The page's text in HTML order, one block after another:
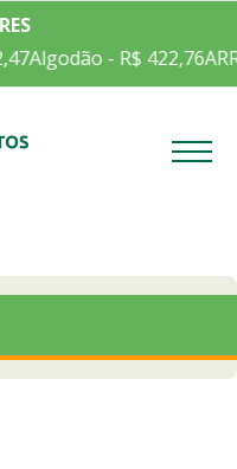
Algodão - R$ 422,76